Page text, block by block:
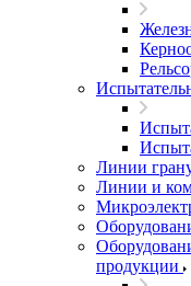
Линии
Линии и
продукции